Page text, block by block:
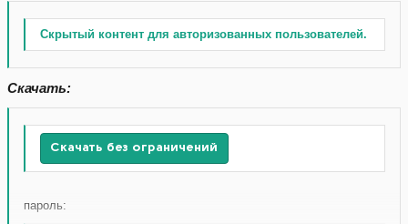
Скрытый контент для авторизованных пользователей.
Скачать:
Скачать без ограничений
пароль: